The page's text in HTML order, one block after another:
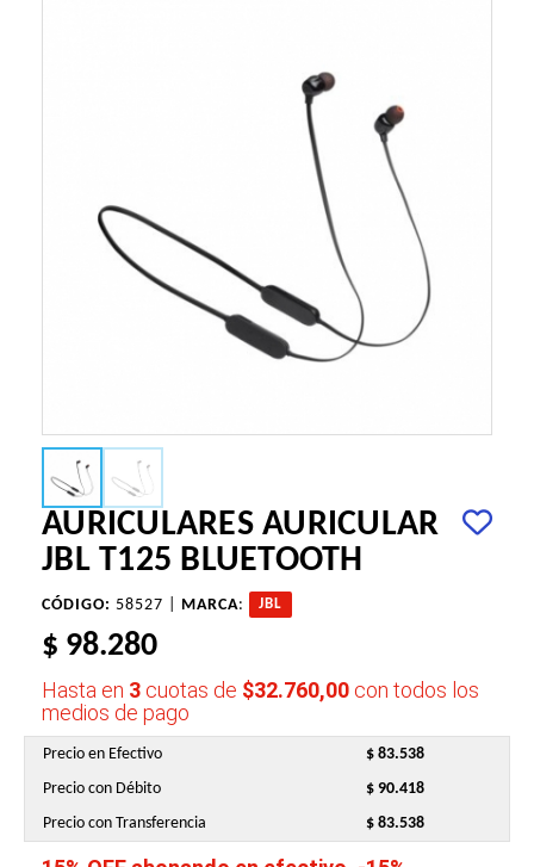
AURICULARES AURICULAR
JBL T125 BLUETOOTH
CÓDIGO: 58527 | MARCA: JBL
$ 98.280
Hasta en 3 cuotas de $32.760,00 con todos los
medios de pago
Precio en Efectivo
$ 83.538
Precio con Débito
$ 90.418
Precio con Transferencia
$ 83.538